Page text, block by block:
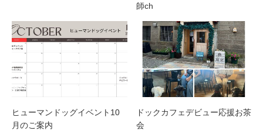
師ch
ヒューマンドッグイベント10
月のご案内
ドックカフェデビュー応援お茶
会